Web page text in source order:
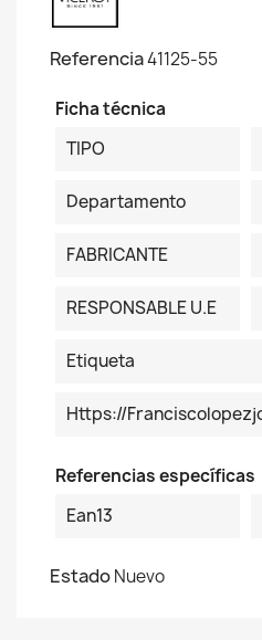
Referencia41125-55
Ficha técnica
TIPO
Departamento
FABRICANTE
RESPONSABLE U.E
Etiqueta
Https://
Referencias específicas
Ean13
EstadoNuevo